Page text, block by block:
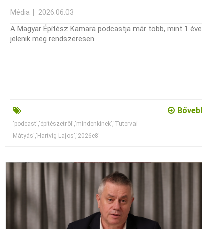
Média 2026.06.03
A Magyar Építész Kamara podcastja már több, mint 1 éve
jelenik meg rendszeresen.
'podcast','építészetről','mindenkinek','Tutervai
Mátyás','Hartvig Lajos','2026e8'